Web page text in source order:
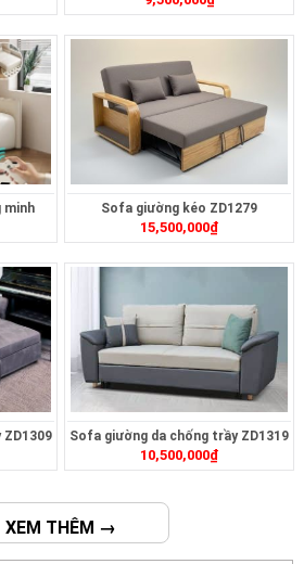
minh
Sofa giường kéo ZD1279
15,500,000₫
Sofa giường da chống trầy ZD1319
10,500,000₫
XEM THÊM →